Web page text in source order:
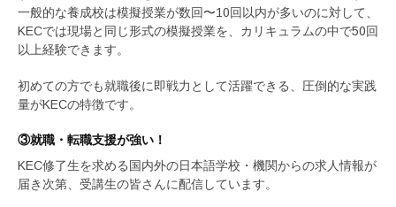
一般的な養成校は模擬授業が数回〜10回以内が多いのに対して、
KECでは現場と同じ形式の模擬授業を、カリキュラムの中で50回
以上経験できます。
初めての方でも就職後に即戦力として活躍できる、圧倒的な実践
量がKECの特徴です。
③就職・転職支援が強い！
KEC修了生を求める国内外の日本語学校・機関からの求人情報が
届き次第、受講生の皆さんに配信しています。